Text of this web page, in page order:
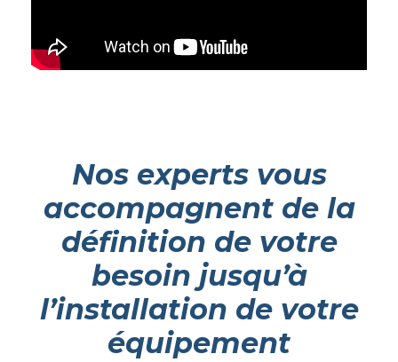
Nos experts vous
accompagnent de la
définition de votre
besoin jusqu’à
l’installation de votre
équipement